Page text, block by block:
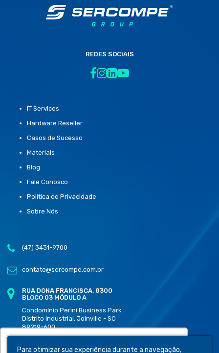
REDES SOCIAIS
IT Services
Hardware Reseller
Casos de Sucesso
Materiais
Blog
Fale Conosco
Política de Privacidade
Sobre Nós
(47) 3431-9700
contato@sercompe.com.br
RUA DONA FRANCISCA, 8300
BLOCO 03 MÓDULO A
Condomínio Perini Business Park
Distrito Industrial, Joinville - SC
89219-600
Para otimizar sua experiência durante a navegação,